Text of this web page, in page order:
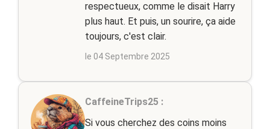
respectueux, comme le disait Harry
plus haut. Et puis, un sourire, ça aide
toujours, c'est clair.
le 04 Septembre 2025
CaffeineTrips25 :
Si vous cherchez des coins moins